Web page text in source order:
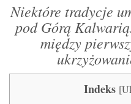
Niektóre tradycje
pod Górą
między
Indeks [